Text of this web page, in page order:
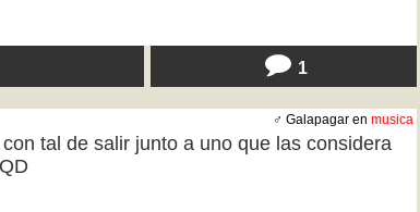
1
♂ Galapagar en musica
tal de salir junto a uno que las considera